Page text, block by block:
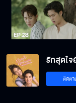
รักสุดใ
ติดตา